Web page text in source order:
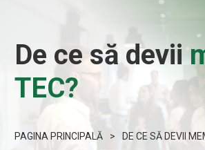
De ce să devii
TEC?
PAGINA PRINCIPALĂ > DE CE SĂ DEVII